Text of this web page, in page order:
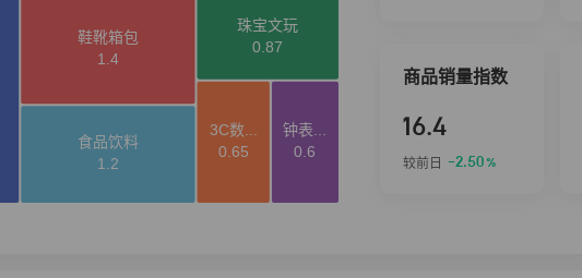
商品销量指数
16.4
较前日 -2.50%